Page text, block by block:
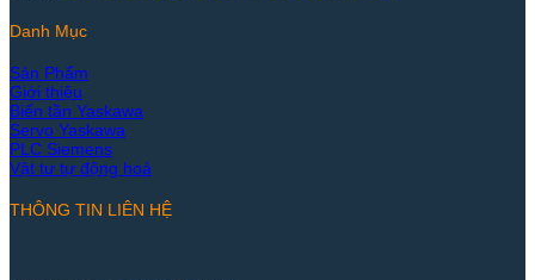
Danh Mục
Sản Phẩm
Giới thiệu
Biến tần Yaskawa
Servo Yaskawa
PLC Siemens
Vật tư tự động hoá
THÔNG TIN LIÊN HỆ